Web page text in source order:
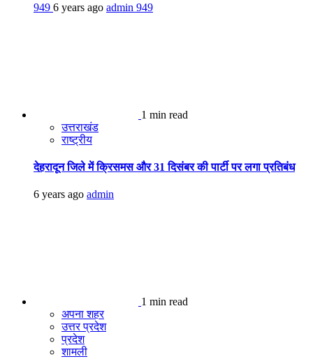
949 6 years ago admin 949
1 min read
उत्तराखंड
राष्ट्रीय
देहरादून जिले में क्रिसमस और 31 दिसंबर की पार्टी पर लगा प्रतिबंध
6 years ago admin
1 min read
अपना शहर
उत्तर प्रदेश
प्रदेश
शामली